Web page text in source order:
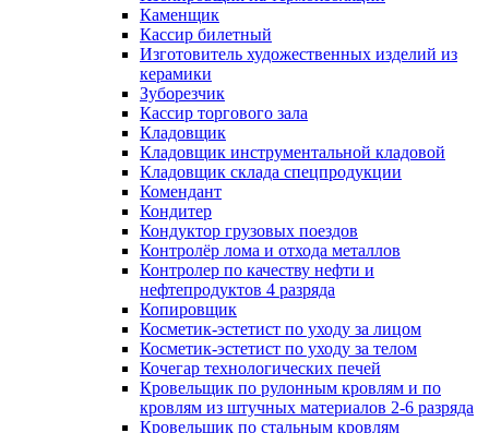
Каменщик
Кассир билетный
Изготовитель художественных изделий из
керамики
Зуборезчик
Кассир торгового зала
Кладовщик
Кладовщик инструментальной кладовой
Кладовщик склада спецпродукции
Комендант
Кондитер
Кондуктор грузовых поездов
Контролёр лома и отхода металлов
Контролер по качеству нефти и
нефтепродуктов 4 разряда
Копировщик
Косметик-эстетист по уходу за лицом
Косметик-эстетист по уходу за телом
Кочегар технологических печей
Кровельщик по рулонным кровлям и по
кровлям из штучных материалов 2-6 разряда
Кровельщик по стальным кровлям